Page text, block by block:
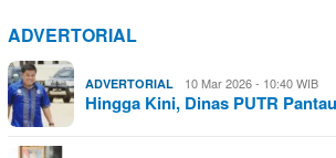
ADVERTORIAL
ADVERTORIAL 10 Mar 2026 - 10:40 WIB
Hingga Kini, Dinas PUTR